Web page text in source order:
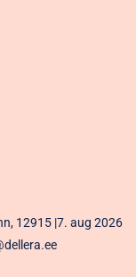
12915 |7. aug 2026